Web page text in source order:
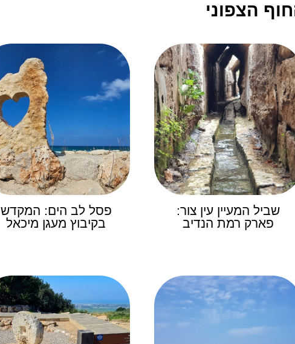
הצפוני
שביל המעיין עין צור:
פארק רמת הנדיב
פסל לב הים: המקדש
בקיבוץ מעגן מיכאל